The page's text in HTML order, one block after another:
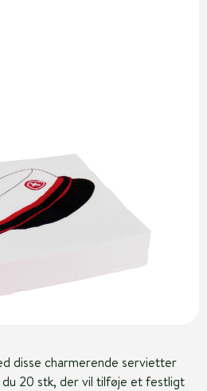
disse charmerende servietter
20 stk, der vil tilføje et festligt